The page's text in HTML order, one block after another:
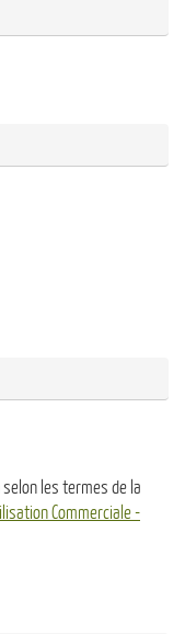
les termes de la
Commerciale -